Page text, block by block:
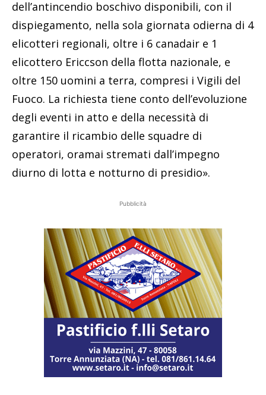
dell’antincendio boschivo disponibili, con il
dispiegamento, nella sola giornata odierna di 4
elicotteri regionali, oltre i 6 canadair e 1
elicottero Ericcson della flotta nazionale, e
oltre 150 uomini a terra, compresi i Vigili del
Fuoco. La richiesta tiene conto dell’evoluzione
degli eventi in atto e della necessità di
garantire il ricambio delle squadre di
operatori, oramai stremati dall’impegno
diurno di lotta e notturno di presidio».
Pubblicità